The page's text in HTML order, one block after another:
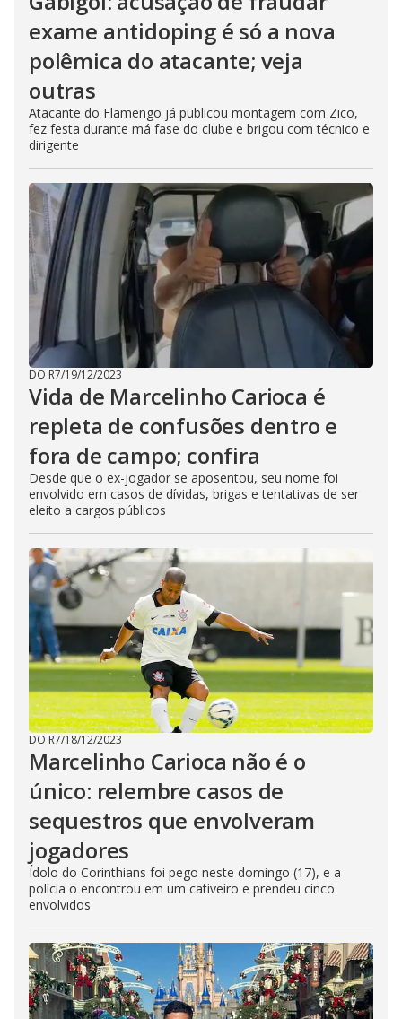
exame antidoping é só a nova
polêmica do atacante; veja
outras
Atacante do Flamengo já publicou montagem com Zico,
fez festa durante má fase do clube e brigou com técnico e
dirigente
DO R7/19/12/2023
Vida de Marcelinho Carioca é
repleta de confusões dentro e
fora de campo; confira
Desde que o ex-jogador se aposentou, seu nome foi
envolvido em casos de dívidas, brigas e tentativas de ser
eleito a cargos públicos
DO R7/18/12/2023
Marcelinho Carioca não é o
único: relembre casos de
sequestros que envolveram
jogadores
Ídolo do Corinthians foi pego neste domingo (17), e a
polícia o encontrou em um cativeiro e prendeu cinco
envolvidos